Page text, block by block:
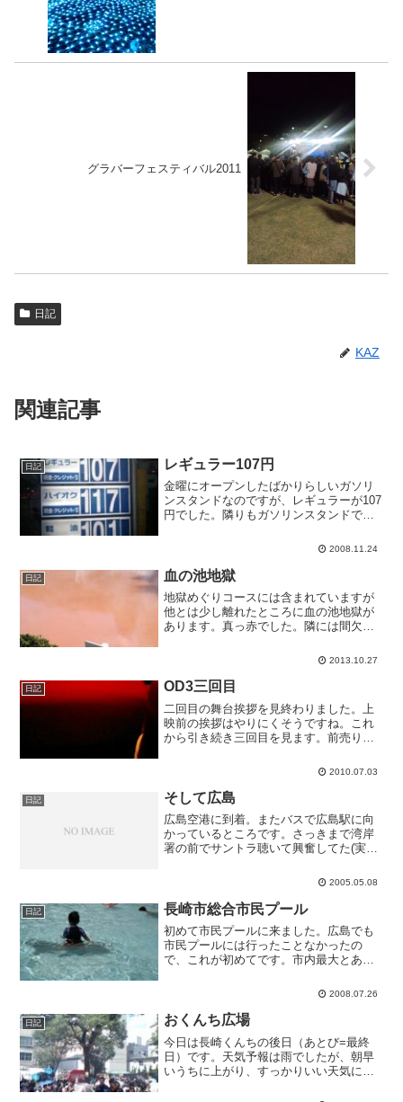
グラバーフェスティバル2011
日記
KAZ
関連記事
日記 レギュラー107円
金曜にオープンしたばかりらしいガソリ
ンスタンドなのですが、レギュラーが107
円でした。隣りもガソリンスタンドで、
台だったと思うので、激安です。久々に
2008.11.24
日記 血の池地獄
地獄めぐりコースには含まれていますが
他とは少し離れたところに血の池地獄が
あります。真っ赤でした。隣には間欠泉
ているところが見られました。 2013.10.27
日記 OD3三回目
二回目の舞台挨拶を見終わりました。上
映前の挨拶はやりにくそうですね。これ
から引き続き三回目を見ます。前売り券
ったけど、昨日買ったローソンの前売り
券が使えたので。夜は家族で食事に行く
ので、四回目は見られませ...
2010.07.03
日記 そして広島
広島空港に到着。またバスで広島駅に向
かっているところです。さっきまで湾岸
署の前でサントラ聴いて興奮してた(実は
で夢のようです。ああ、もっと東京にい
までに仕事済まさねば...
2005.05.08
日記 長崎市総合市民プール
初めて市民プールに来ました。広島でも
市民プールには行ったことなかったの
で、これが初めてです。市内最大とあっ
が、意外にちっちゃくて真ん中に立って
とも大はしゃぎ。
2008.07.26
日記 おくんち広場
今日は長崎くんちの後日（あとび=最終
日）です。天気予報は雨でしたが、朝早
いうちに上がり、すっかりいい天気にな